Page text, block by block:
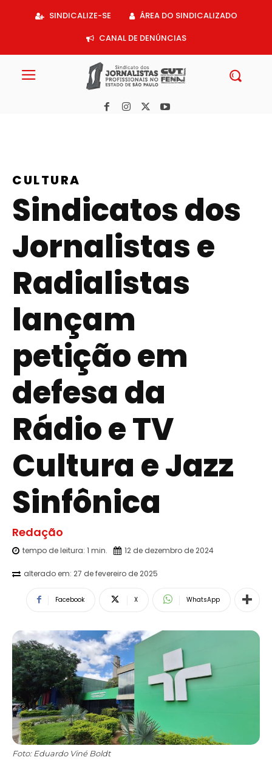
SINDICALIZE-SE
ÁREA DO SINDICALIZADO
CANAL DE DENÚNCIAS
CULTURA
Sindicatos dos
Jornalistas e
Radialistas
lançam
petição em
defesa da
Rádio e TV
Cultura e Jazz
Sinfônica
Redação
tempo de leitura: 1 min. 12 de dezembro de 2024
alterado em: 27 de fevereiro de 2025
Facebook X WhatsApp
Foto: Eduardo Viné Boldt